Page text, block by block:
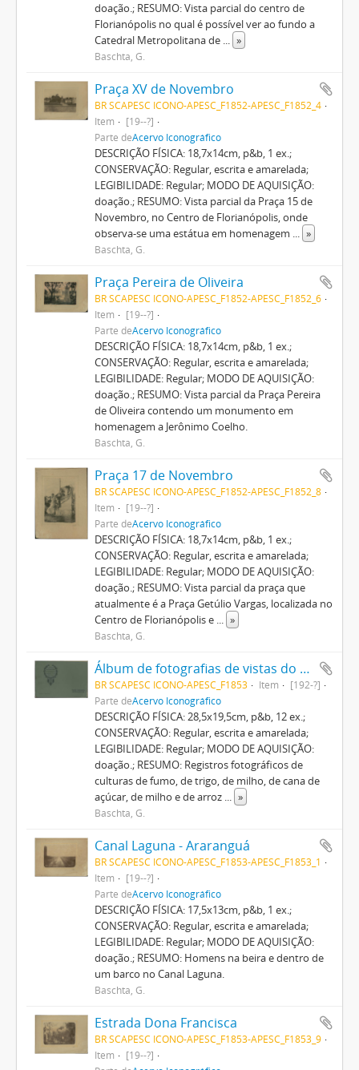
doação.; RESUMO: Vista parcial do centro de
Florianópolis no qual é possível ver ao fundo a
Catedral Metropolitana de ... »
Baschta, G.
Praça XV de Novembro
BR SCAPESC ICONO-APESC_F1852-APESC_F1852_4
Item
[19--?]
Parte deAcervo Iconográfico
DESCRIÇÃO FÍSICA: 18,7x14cm, p&b, 1 ex.;
CONSERVAÇÃO: Regular, escrita e amarelada;
LEGIBILIDADE: Regular; MODO DE AQUISIÇÃO:
doação.; RESUMO: Vista parcial da Praça 15 de
Novembro, no Centro de Florianópolis, onde
observa-se uma estátua em homenagem ... »
Baschta, G.
Praça Pereira de Oliveira
BR SCAPESC ICONO-APESC_F1852-APESC_F1852_6
Item
[19--?]
Parte deAcervo Iconográfico
DESCRIÇÃO FÍSICA: 18,7x14cm, p&b, 1 ex.;
CONSERVAÇÃO: Regular, escrita e amarelada;
LEGIBILIDADE: Regular; MODO DE AQUISIÇÃO:
doação.; RESUMO: Vista parcial da Praça Pereira
de Oliveira contendo um monumento em
homenagem a Jerônimo Coelho.
Baschta, G.
Praça 17 de Novembro
BR SCAPESC ICONO-APESC_F1852-APESC_F1852_8
Item
[19--?]
Parte deAcervo Iconográfico
DESCRIÇÃO FÍSICA: 18,7x14cm, p&b, 1 ex.;
CONSERVAÇÃO: Regular, escrita e amarelada;
LEGIBILIDADE: Regular; MODO DE AQUISIÇÃO:
doação.; RESUMO: Vista parcial da praça que
atualmente é a Praça Getúlio Vargas, localizada no
Centro de Florianópolis e ... »
Baschta, G.
Álbum de fotografias de vistas do Estado de Santa Catharina em comemoração ao centenário da Independência do Brasil 1822-1922: Santa Catarina Interior
BR SCAPESC ICONO-APESC_F1853 Item
[192-?]
Parte deAcervo Iconográfico
DESCRIÇÃO FÍSICA: 28,5x19,5cm, p&b, 12 ex.;
CONSERVAÇÃO: Regular, escrita e amarelada;
LEGIBILIDADE: Regular; MODO DE AQUISIÇÃO:
doação.; RESUMO: Registros fotográficos de
culturas de fumo, de trigo, de milho, de cana de
açúcar, de milho e de arroz ... »
Baschta, G.
Canal Laguna - Araranguá
BR SCAPESC ICONO-APESC_F1853-APESC_F1853_1
Item
[19--?]
Parte deAcervo Iconográfico
DESCRIÇÃO FÍSICA: 17,5x13cm, p&b, 1 ex.;
CONSERVAÇÃO: Regular, escrita e amarelada;
LEGIBILIDADE: Regular; MODO DE AQUISIÇÃO:
doação.; RESUMO: Homens na beira e dentro de
um barco no Canal Laguna.
Baschta, G.
Estrada Dona Francisca
BR SCAPESC ICONO-APESC_F1853-APESC_F1853_9
Item
[19--?]